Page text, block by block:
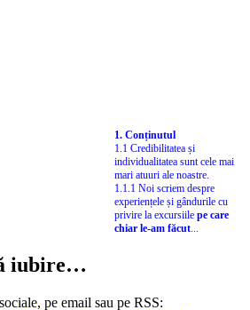
1. Conținutul
1.1 Credibilitatea și
individualitatea sunt cele mai
mari atuuri ale noastre.
1.1.1 Noi scriem despre
experiențele și gândurile cu
privire la excursiile pe care
chiar le-am făcut...
iubire…
pe email sau pe RSS: